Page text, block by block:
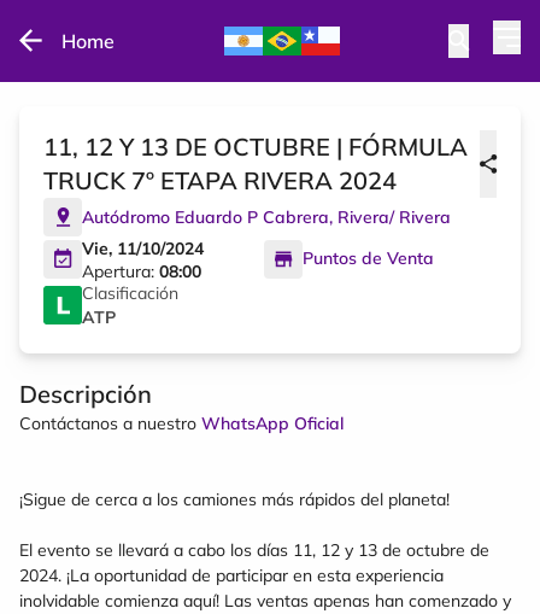
Home
11, 12 Y 13 DE OCTUBRE | FÓRMULA
TRUCK 7º ETAPA RIVERA 2024
Autódromo Eduardo P Cabrera, Rivera/ Rivera
Vie, 11/10/2024
Apertura: 08:00
Puntos de Venta
Clasificación
ATP
Descripción
Contáctanos a nuestro WhatsApp Oficial
¡Sigue de cerca a los camiones más rápidos del planeta!
El evento se llevará a cabo los días 11, 12 y 13 de octubre de
2024. ¡La oportunidad de participar en esta experiencia
inolvidable comienza aquí! Las ventas apenas han comenzado y